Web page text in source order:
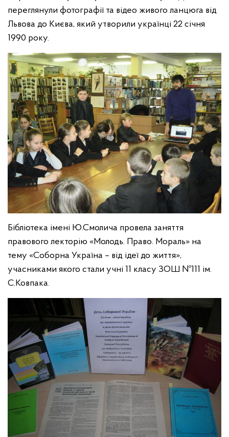
переглянули фотографії та відео живого ланцюга від
Львова до Києва, який утворили українці 22 січня
1990 року.
Бібліотека імені Ю.Смолича провела заняття
правового лекторію «Молодь. Право. Мораль» на
тему «Соборна Україна – від ідеї до життя»,
учасниками якого стали учні 11 класу ЗОШ №111 ім.
С.Ковпака.